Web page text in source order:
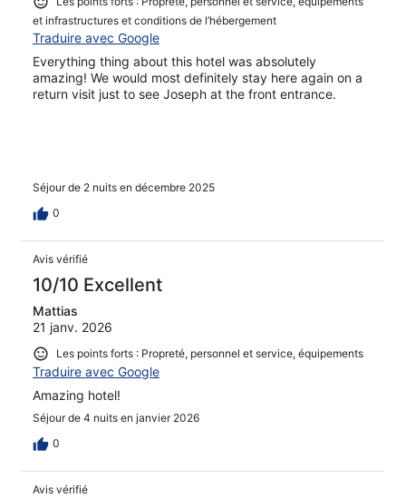
et infrastructures et conditions de l’hébergement
Traduire avec Google
Everything thing about this hotel was absolutely
amazing! We would most definitely stay here again on a
return visit just to see Joseph at the front entrance.
Séjour de 2 nuits en décembre 2025
0
Avis vérifié
10/10 Excellent
Mattias
21 janv. 2026
Les points forts : Propreté, personnel et service, équipements
Traduire avec Google
Amazing hotel!
Séjour de 4 nuits en janvier 2026
0
Avis vérifié